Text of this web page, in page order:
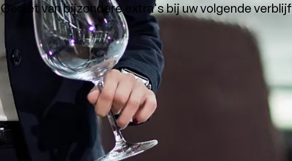
Geniet van bijzondere extra's bij uw volgende verblijf